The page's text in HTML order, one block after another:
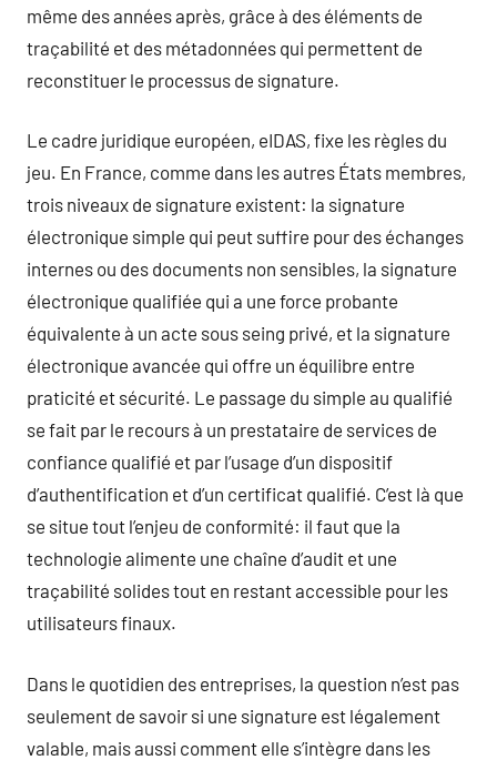
même des années après, grâce à des éléments de
traçabilité et des métadonnées qui permettent de
reconstituer le processus de signature.
Le cadre juridique européen, eIDAS, fixe les règles du
jeu. En France, comme dans les autres États membres,
trois niveaux de signature existent: la signature
électronique simple qui peut suffire pour des échanges
internes ou des documents non sensibles, la signature
électronique qualifiée qui a une force probante
équivalente à un acte sous seing privé, et la signature
électronique avancée qui offre un équilibre entre
praticité et sécurité. Le passage du simple au qualifié
se fait par le recours à un prestataire de services de
confiance qualifié et par l’usage d’un dispositif
d’authentification et d’un certificat qualifié. C’est là que
se situe tout l’enjeu de conformité: il faut que la
technologie alimente une chaîne d’audit et une
traçabilité solides tout en restant accessible pour les
utilisateurs finaux.
Dans le quotidien des entreprises, la question n’est pas
seulement de savoir si une signature est légalement
valable, mais aussi comment elle s’intègre dans les